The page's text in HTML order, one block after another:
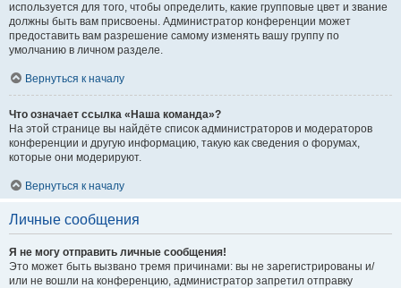
используется для того, чтобы определить, какие групповые цвет и звание
должны быть вам присвоены. Администратор конференции может
предоставить вам разрешение самому изменять вашу группу по
умолчанию в личном разделе.
Вернуться к началу
Что означает ссылка «Наша команда»?
На этой странице вы найдёте список администраторов и модераторов
конференции и другую информацию, такую как сведения о форумах,
которые они модерируют.
Вернуться к началу
Личные сообщения
Я не могу отправить личные сообщения!
Это может быть вызвано тремя причинами: вы не зарегистрированы и/
или не вошли на конференцию, администратор запретил отправку